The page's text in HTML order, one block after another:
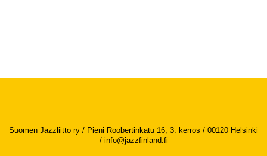
Suomen Jazzliitto ry / Pieni Roobertinkatu 16, 3. kerros / 00120 Helsinki
/ info@jazzfinland.fi